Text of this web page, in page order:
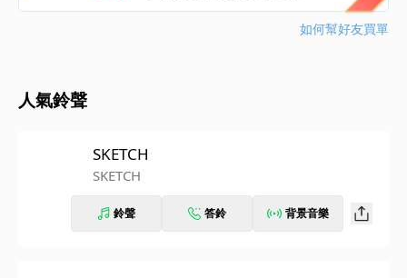
如何幫好友買單
人氣鈴聲
SKETCH
SKETCH
鈴聲 答鈴 背景音樂